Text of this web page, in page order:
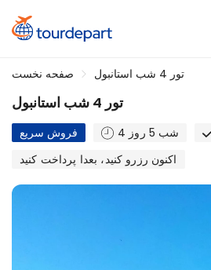
صفحه نخست تور 4 شب استانبول
تور 4 شب استانبول
فروش سریع 4 شب 5 روز
اکنون رزرو کنید، بعدا پرداخت کنید